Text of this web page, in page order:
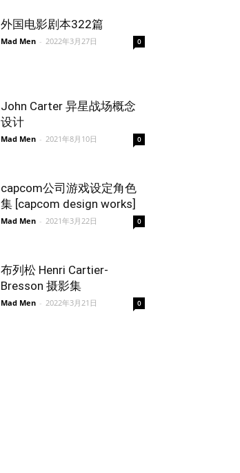
外国电影剧本322篇
Mad Men - 2022年3月27日 0
John Carter 异星战场概念
设计
Mad Men - 2021年8月10日 0
capcom公司游戏设定角色
集 [capcom design works]
Mad Men - 2021年3月22日 0
布列松 Henri Cartier-
Bresson 摄影集
Mad Men - 2022年3月21日 0